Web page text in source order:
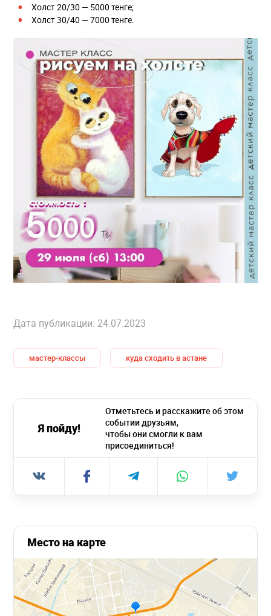
Холст 20/30 — 5000 тенге;
Холст 30/40 — 7000 тенге.
Дата публикации: 24.07.2023
мастер-классы куда сходить в астане
Я пойду!
Отметьтесь и расскажите об этом
событии друзьям,
чтобы они смогли к вам
присоединиться!
Место на карте